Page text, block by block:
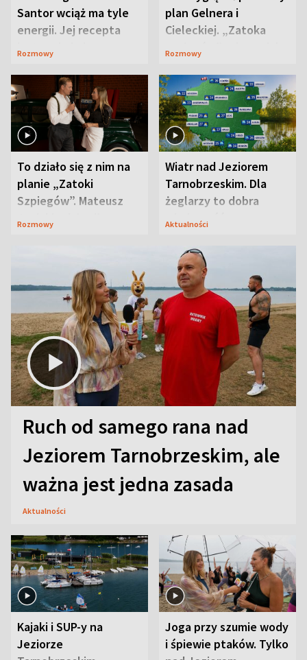
Santor wciąż ma tyle
energii. Jej recepta
jest zaskakująco
Rozmowy
plan Gelnera i
Cieleckiej. „Zatoka
szpiegów” od razu ich
Rozmowy
To działo się z nim na
planie „Zatoki
Szpiegów”. Mateusz
Janicki odsłonił
Rozmowy
Wiatr nad Jeziorem
Tarnobrzeskim. Dla
żeglarzy to dobra
wiadomość
Aktualności
Ruch od samego rana nad
Jeziorem Tarnobrzeskim, ale
ważna jest jedna zasada
Aktualności
Kajaki i SUP-y na
Jeziorze
Joga przy szumie wody
i śpiewie ptaków. Tylko